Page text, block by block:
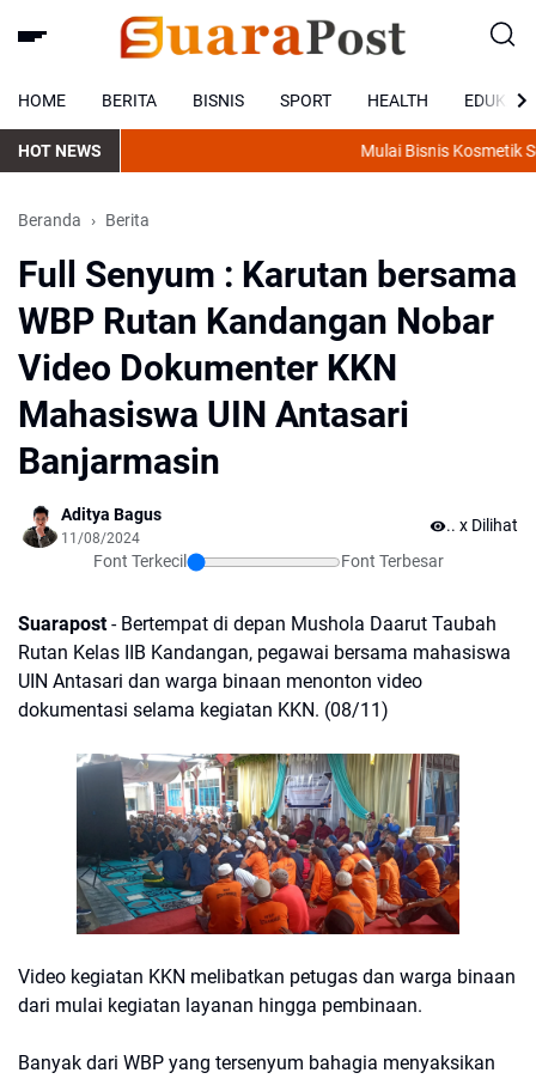
HOME BERITA BISNIS SPORT HEALTH EDUKASI
HOT NEWS Mulai Bisnis Kosmetik
Beranda Berita
Full Senyum : Karutan bersama
WBP Rutan Kandangan Nobar
Video Dokumenter KKN
Mahasiswa UIN Antasari
Banjarmasin
Aditya Bagus
11/08/2024
Font Terkecil Font Terbesar
. x Dilihat
Suarapost- Bertempat di depan Mushola Daarut Taubah
Rutan Kelas IIB Kandangan, pegawai bersama mahasiswa
UIN Antasari dan warga binaan menonton video
dokumentasi selama kegiatan KKN. (08/11)
Video kegiatan KKN melibatkan petugas dan warga binaan
dari mulai kegiatan layanan hingga pembinaan.
Banyak dari WBP yang tersenyum bahagia menyaksikan